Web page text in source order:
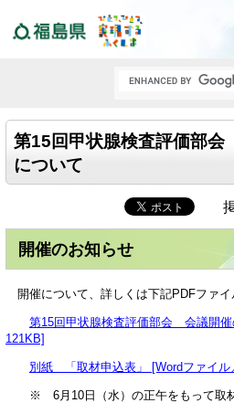
第15回甲状腺検査評価部会
について
掲
開催のお知らせ
開催について、詳しくは下記PDFファイ
第15回甲状腺検査評価部会 会議開催
121KB]
別紙 「取材申込表」 [Wordファイル
※ 6月10日（水）の正午をもって取材